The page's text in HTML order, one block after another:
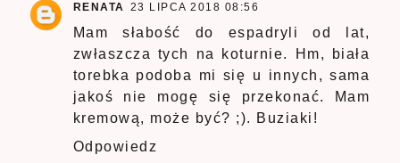
RENATA 23 LIPCA 2018 08:56
Mam słabość do espadryli od lat,
zwłaszcza tych na koturnie. Hm, biała
torebka podoba mi się u innych, sama
jakoś nie mogę się przekonać. Mam
kremową, może być? ;). Buziaki!
Odpowiedz